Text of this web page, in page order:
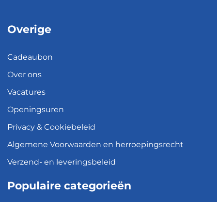
Overige
Cadeaubon
Over ons
Vacatures
Openingsuren
Privacy & Cookiebeleid
Algemene Voorwaarden en herroepingsrecht
Verzend- en leveringsbeleid
Populaire categorieën